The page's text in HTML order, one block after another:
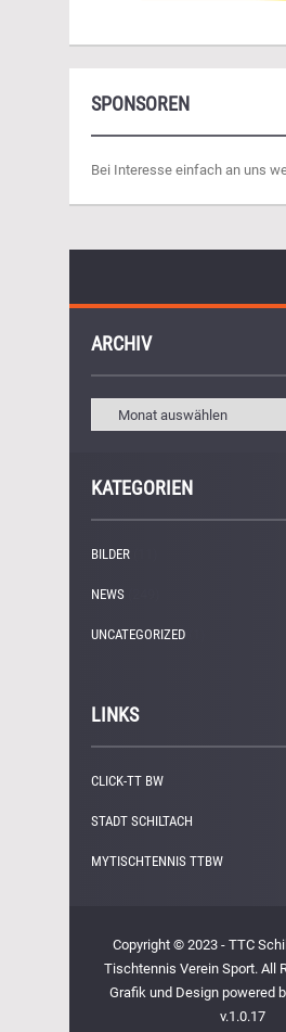
SPONSOREN
Bei Interesse einfach an uns
ARCHIV
KATEGORIEN
BILDER
NEWS
UNCATEGORIZED
LINKS
CLICK-TT BW
STADT SCHILTACH
MYTISCHTENNIS TTBW
Copyright © 2023 - TTC
Tischtennis Verein Sport. All
Grafik und Design powered
v.1.0.17